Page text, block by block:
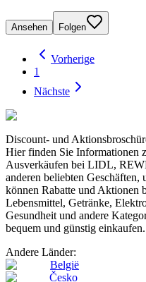
Ansehen Folgen
Vorherige
1
Nächste
Discount- und
Hier finden Sie Informationen
Ausverkäufen bei LIDL,
anderen beliebten
können Rabatte und Aktionen
Lebensmittel, Getränke,
Gesundheit und andere
bequem und günstig einkaufen.
Andere Länder:
België
Česko